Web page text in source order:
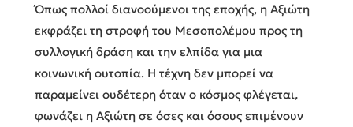
Όπως πολλοί διανοούμενοι της εποχής, η Αξιώτη
εκφράζει τη στροφή του Μεσοπολέμου προς τη
συλλογική δράση και την ελπίδα για μια
κοινωνική ουτοπία. Η τέχνη δεν μπορεί να
παραμείνει ουδέτερη όταν ο κόσμος φλέγεται,
φωνάζει η Αξιώτη σε όσες και όσους επιμένουν